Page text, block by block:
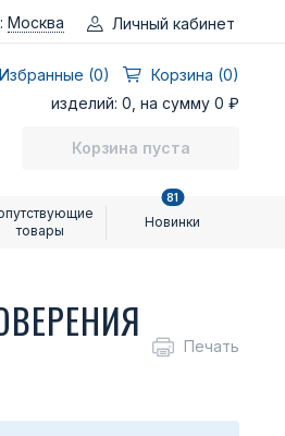
Москва Личный кабинет
Избранные (0)
Корзина (0)
изделий: 0, на сумму 0 ₽
Корзина пуста
товары
Новинки
81
Печать